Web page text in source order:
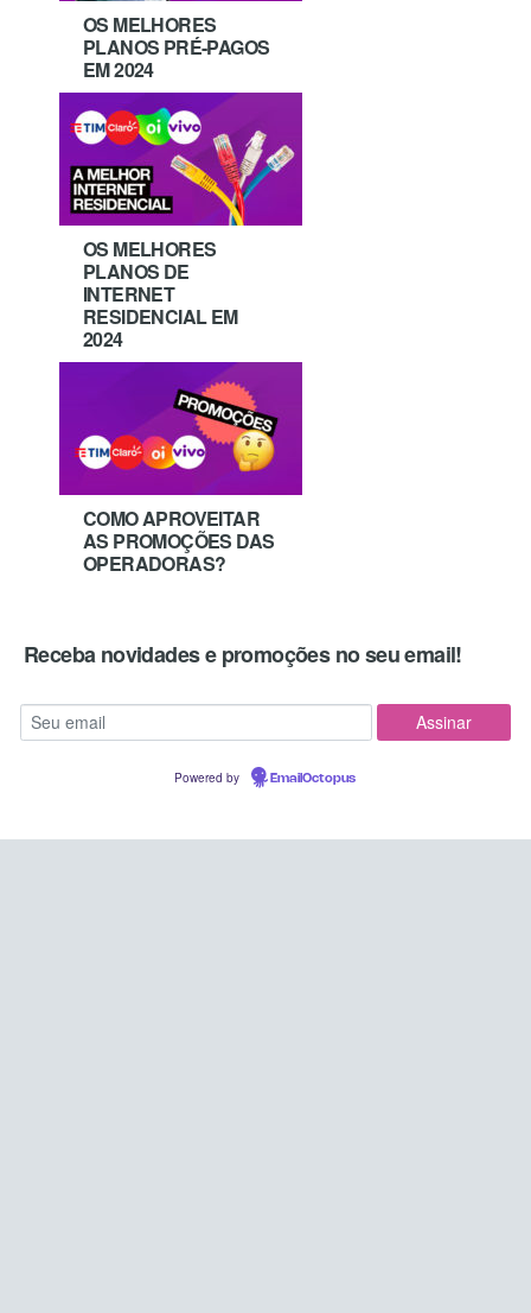
OS MELHORES
PLANOS PRÉ-PAGOS
EM 2024
OS MELHORES
PLANOS DE
INTERNET
RESIDENCIAL EM
2024
COMO APROVEITAR
AS PROMOÇÕES DAS
OPERADORAS?
Receba novidades e promoções no seu email!
Powered by EmailOctopus